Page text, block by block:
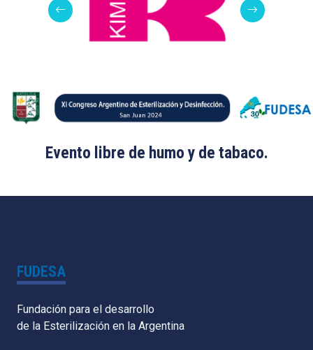
Evento libre de humo y de tabaco.
FUDESA
Fundación para el desarrollo
de la Esterilización en la Argentina